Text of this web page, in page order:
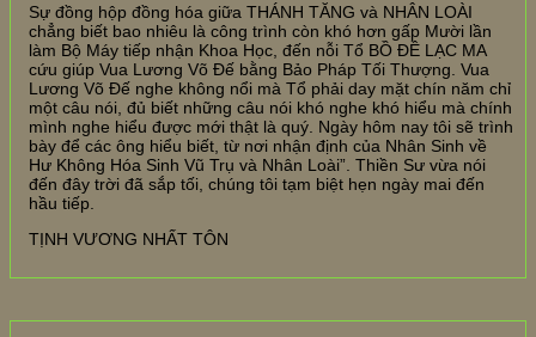
Sự đồng hộp đồng hóa giữa THÁNH TĂNG và NHÂN LOÀI
chẳng biết bao nhiêu là công trình còn khó hơn gấp Mười lần
làm Bộ Máy tiếp nhận Khoa Học, đến nỗi Tổ BỒ ĐỀ LẠC MA
cứu giúp Vua Lương Võ Đế bằng Bảo Pháp Tối Thượng. Vua
Lương Võ Đế nghe không nổi mà Tổ phải day mặt chín năm chỉ
một câu nói, đủ biết những câu nói khó nghe khó hiểu mà chính
mình nghe hiểu được mới thật là quý. Ngày hôm nay tôi sẽ trình
bày để các ông hiểu biết, từ nơi nhận định của Nhân Sinh về
Hư Không Hóa Sinh Vũ Trụ và Nhân Loài”. Thiền Sư vừa nói
đến đây trời đã sắp tối, chúng tôi tạm biệt hẹn ngày mai đến
hầu tiếp.
TỊNH VƯƠNG NHẤT TÔN